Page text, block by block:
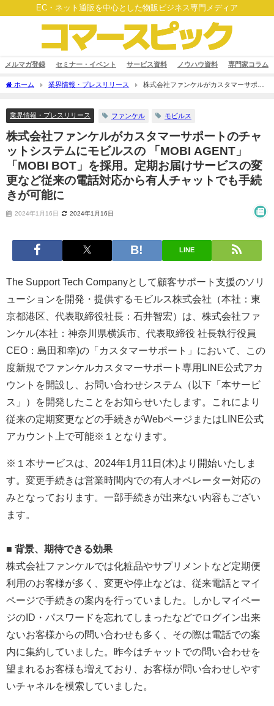
EC・ネット通販を中心とした物販ビジネス専門メディア
メルマガ登録 セミナー・イベント サービス資料 ノウハウ資料 専門家コラム
ホーム 業界情報・プレスリリース
株式会社ファンケルがカスタマーサポー
業界情報・プレスリリース
ファンケル モビルス
株式会社ファンケルがカスタマーサポートのチャ
ットシステムにモビルスの 「MOBI AGENT」
「MOBI BOT」を採用。定期お届けサービスの変
更など従来の電話対応から有人チャットでも手続
きが可能に
2024年1月16日 2024年1月16日
LINE
The Support Tech Companyとして顧客サポート支援のソリ
ューションを開発・提供するモビルス株式会社（本社：東
京都港区、代表取締役社長：石井智宏）は、株式会社ファ
ンケル(本社：神奈川県横浜市、代表取締役 社長執行役員
CEO：島田和幸)の「カスタマーサポート」において、この
度新規でファンケルカスタマーサポート専用LINE公式アカ
ウントを開設し、お問い合わせシステム（以下「本サービ
ス」）を開発したことをお知らせいたします。これにより
従来の定期変更などの手続きがWebページまたはLINE公式
アカウント上で可能※１となります。
※１本サービスは、2024年1月11日(木)より開始いたしま
す。変更手続きは営業時間内での有人オペレーター対応の
みとなっております。一部手続きが出来ない内容もござい
ます。
■ 背景、期待できる効果
株式会社ファンケルでは化粧品やサプリメントなど定期便
利用のお客様が多く、変更や停止などは、従来電話とマイ
ページで手続きの案内を行っていました。しかしマイペー
ジのID・パスワードを忘れてしまったなどでログイン出来
ないお客様からの問い合わせも多く、その際は電話での案
内に集約していました。昨今はチャットでの問い合わせを
望まれるお客様も増えており、お客様が問い合わせしやす
いチャネルを模索していました。